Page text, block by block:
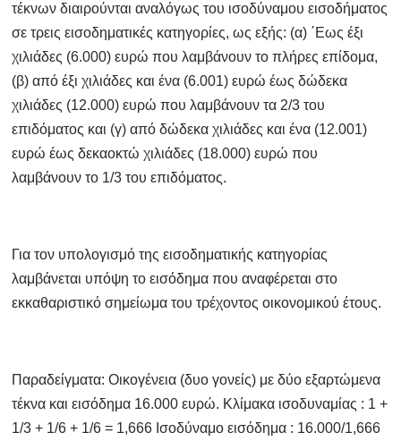
τέκνων διαιρούνται αναλόγως του ισοδύναμου εισοδήματος
σε τρεις εισοδηματικές κατηγορίες, ως εξής: (α) ΄Εως έξι
χιλιάδες (6.000) ευρώ που λαμβάνουν το πλήρες επίδομα,
(β) από έξι χιλιάδες και ένα (6.001) ευρώ έως δώδεκα
χιλιάδες (12.000) ευρώ που λαμβάνουν τα 2/3 του
επιδόματος και (γ) από δώδεκα χιλιάδες και ένα (12.001)
ευρώ έως δεκαοκτώ χιλιάδες (18.000) ευρώ που
λαμβάνουν το 1/3 του επιδόματος.
Για τον υπολογισμό της εισοδηματικής κατηγορίας
λαμβάνεται υπόψη το εισόδημα που αναφέρεται στο
εκκαθαριστικό σημείωμα του τρέχοντος οικονομικού έτους.
Παραδείγματα: Οικογένεια (δυο γονείς) με δύο εξαρτώμενα
τέκνα και εισόδημα 16.000 ευρώ. Κλίμακα ισοδυναμίας : 1 +
1/3 + 1/6 + 1/6 = 1,666 Ισοδύναμο εισόδημα : 16.000/1,666